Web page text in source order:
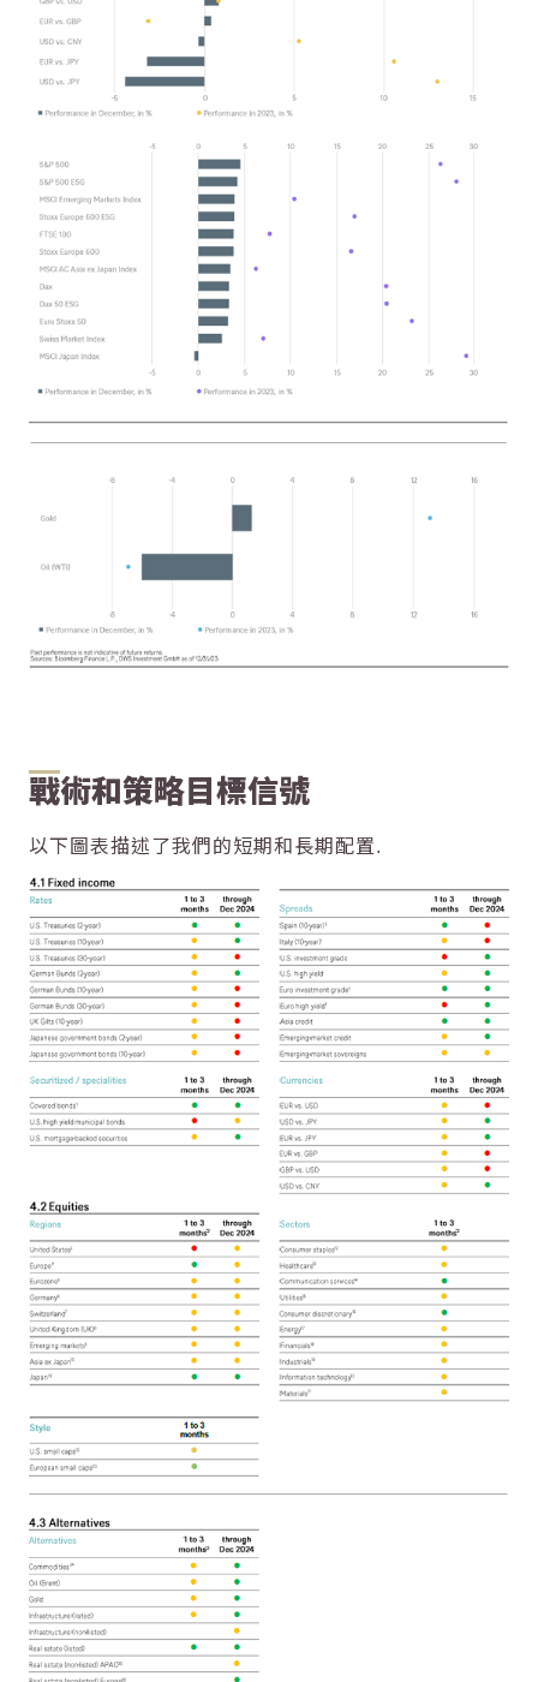
戰術和策略目標信號
以下圖表描述了我們的短期和長期配置.